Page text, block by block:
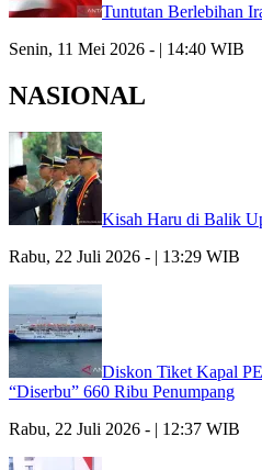
Tuntutan Berlebihan
Senin, 11 Mei 2026 - | 14:40 WIB
NASIONAL
Kisah Haru di Balik
Rabu, 22 Juli 2026 - | 13:29 WIB
Diskon Tiket Kapal
“Diserbu” 660 Ribu Penumpang
Rabu, 22 Juli 2026 - | 12:37 WIB